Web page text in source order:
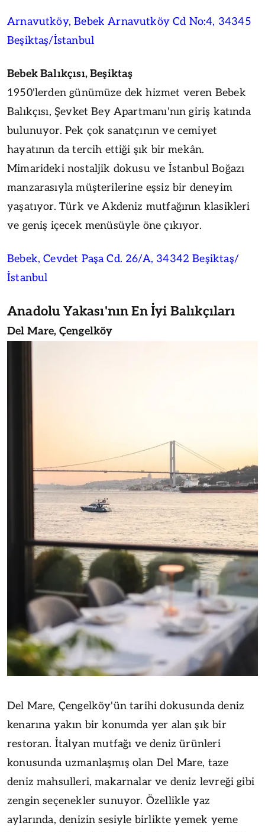
Arnavutköy, Bebek Arnavutköy Cd No:4, 34345
Beşiktaş/İstanbul
Bebek Balıkçısı, Beşiktaş
1950'lerden günümüze dek hizmet veren Bebek
Balıkçısı, Şevket Bey Apartmanı'nın giriş katında
bulunuyor. Pek çok sanatçının ve cemiyet
hayatının da tercih ettiği şık bir mekân.
Mimarideki nostaljik dokusu ve İstanbul Boğazı
manzarasıyla müşterilerine eşsiz bir deneyim
yaşatıyor. Türk ve Akdeniz mutfağının klasikleri
ve geniş içecek menüsüyle öne çıkıyor.
Bebek, Cevdet Paşa Cd. 26/A, 34342 Beşiktaş/
İstanbul
Anadolu Yakası'nın En İyi Balıkçıları
Del Mare, Çengelköy
Del Mare, Çengelköy'ün tarihi dokusunda deniz
kenarına yakın bir konumda yer alan şık bir
restoran. İtalyan mutfağı ve deniz ürünleri
konusunda uzmanlaşmış olan Del Mare, taze
deniz mahsulleri, makarnalar ve deniz levreği gibi
zengin seçenekler sunuyor. Özellikle yaz
aylarında, denizin sesiyle birlikte yemek yeme